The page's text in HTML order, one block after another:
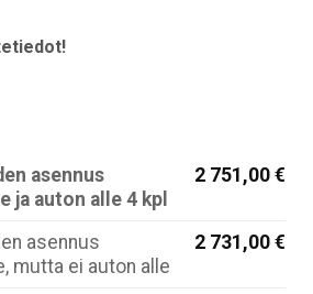
asennus
ja auton alle 4 kpl
2 751,00 €
asennus
mutta ei auton alle
2 731,00 €